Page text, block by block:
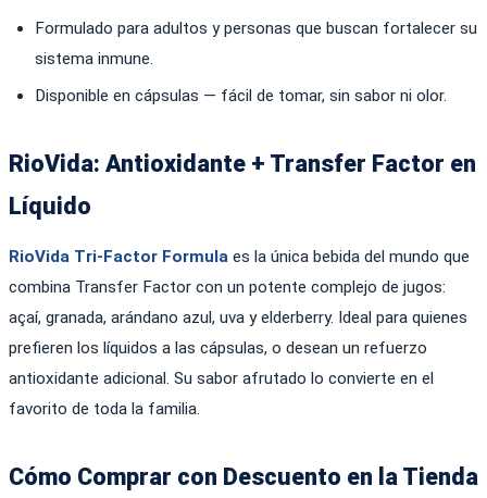
Formulado para adultos y personas que buscan fortalecer su
sistema inmune.
Disponible en cápsulas — fácil de tomar, sin sabor ni olor.
RioVida: Antioxidante + Transfer Factor en
Líquido
RioVida Tri-Factor Formula es la única bebida del mundo que
combina Transfer Factor con un potente complejo de jugos:
açaí, granada, arándano azul, uva y elderberry. Ideal para quienes
prefieren los líquidos a las cápsulas, o desean un refuerzo
antioxidante adicional. Su sabor afrutado lo convierte en el
favorito de toda la familia.
Cómo Comprar con Descuento en la Tienda